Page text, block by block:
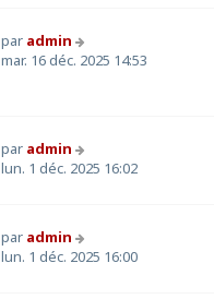
par admin
mar. 16 déc. 2025 14:53
par admin
lun. 1 déc. 2025 16:02
par admin
lun. 1 déc. 2025 16:00